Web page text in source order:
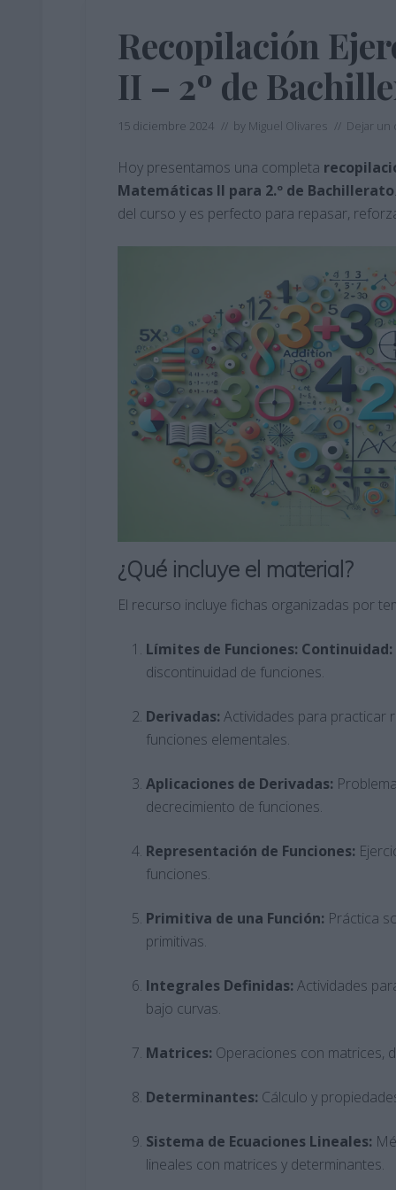
Recopilación
II – 2º de
15 diciembre 2024 // by Miguel Olivares // Dejar un
Hoy presentamos una completa
Matemáticas II para 2.º de Bachillerato
del curso y es perfecto para repasar,
¿Qué incluye el material?
El recurso incluye fichas organizadas por
Límites de Funciones: Continuidad:
discontinuidad de funciones.
Derivadas: Actividades para practicar
funciones elementales.
Aplicaciones de Derivadas:
decrecimiento de funciones.
Representación de Funciones:
funciones.
Primitiva de una Función: Práctica
primitivas.
Integrales Definidas: Actividades
bajo curvas.
Matrices: Operaciones con matrices,
Determinantes: Cálculo y
Sistema de Ecuaciones Lineales:
lineales con matrices y determinantes.